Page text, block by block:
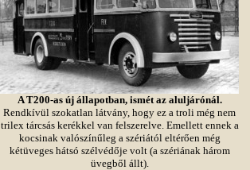
A T200-as új állapotban, ismét az aluljárónál.
Rendkívül szokatlan látvány, hogy ez a troli még nem
trilex tárcsás kerékkel van felszerelve. Emellett ennek a
kocsinak valószínűleg a szériától eltérően még
kétüveges hátsó szélvédője volt (a szériának három
üvegből állt).